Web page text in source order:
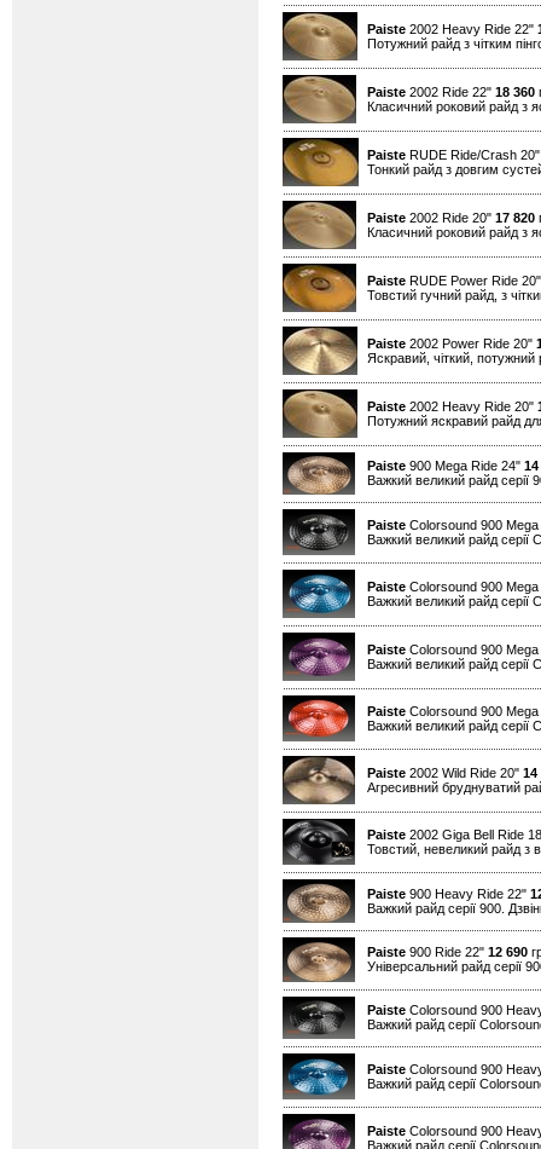
Paiste 2002 Heavy Ride 22"
Потужний райд з чітким
Paiste 2002 Ride 22" 18 360
Класичний роковий райд з
Paiste RUDE Ride/Crash
Тонкий райд з довгим
Paiste 2002 Ride 20" 17 820
Класичний роковий райд з
Paiste RUDE Power Ride
Товстий гучний райд, з
Paiste 2002 Power Ride 20"
Яскравий, чіткий, потужний
Paiste 2002 Heavy Ride 20"
Потужний яскравий райд
Paiste 900 Mega Ride 24" 14
Важкий великий райд серії
Paiste Colorsound 900
Важкий великий райд серії
Paiste Colorsound 900
Важкий великий райд серії
Paiste Colorsound 900
Важкий великий райд серії
Paiste Colorsound 900
Важкий великий райд серії
Paiste 2002 Wild Ride 20" 14
Агресивний бруднуватий
Paiste 2002 Giga Bell Ride
Товстий, невеликий райд з
Paiste 900 Heavy Ride 22"
Важкий райд серії 900.
Paiste 900 Ride 22" 12 690
Універсальний райд серії
Paiste Colorsound 900
Важкий райд серії
Paiste Colorsound 900
Важкий райд серії
Paiste Colorsound 900
Важкий райд серії